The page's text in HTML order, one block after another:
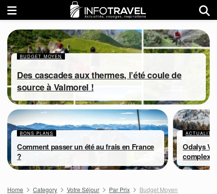
BUDGET MOYEN
Des cascades aux thermes, l’été coule de
source à Valmorel !
BONS PLANS
Comment passer un été au frais en France
?
Odalys
complexe
Home Category Votre Séjour Par Prix Budget Moyen